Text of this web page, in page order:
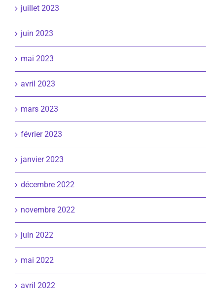
juillet 2023
juin 2023
mai 2023
avril 2023
mars 2023
février 2023
janvier 2023
décembre 2022
novembre 2022
juin 2022
mai 2022
avril 2022